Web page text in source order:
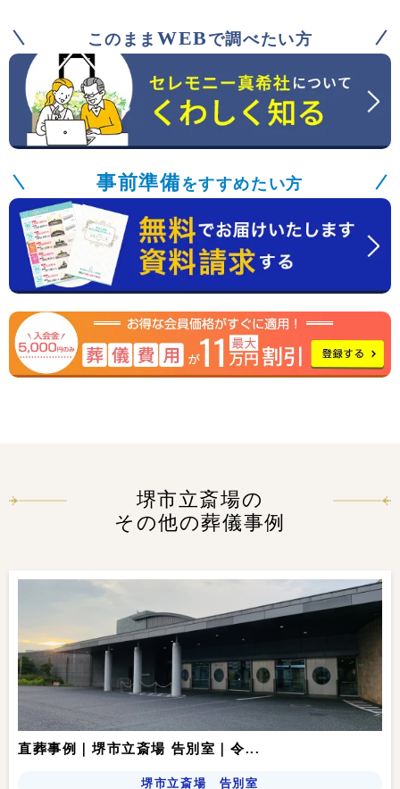
このまま WEB で調べたい方
事前準備をすすめたい方
堺市立斎場の
その他の葬儀事例
直葬事例｜堺市立斎場 告別室｜令...
堺市立斎場 告別室